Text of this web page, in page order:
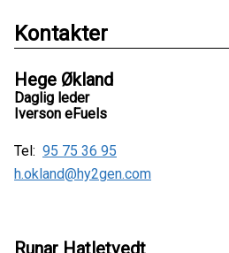
Kontakter
Hege Økland
Daglig leder
Iverson eFuels
Tel: 95 75 36 95
h.okland@hy2gen.com
Runar Hatletvedt